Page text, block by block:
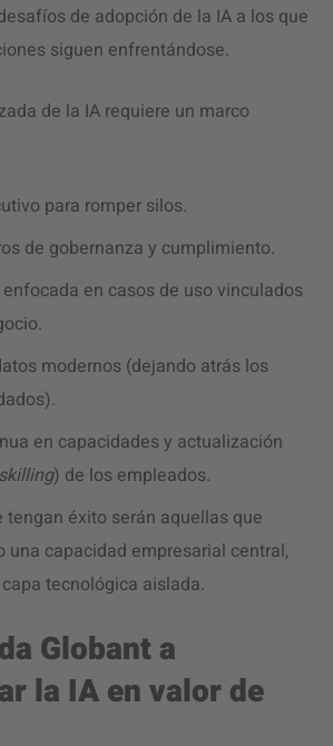
de adopción de la IA a los que
siguen enfrentándose.
de la IA requiere un marco
para romper silos.
de gobernanza y cumplimiento.
en casos de uso vinculados
modernos (dejando atrás los
en capacidades y actualización
) de los empleados.
tengan éxito serán aquellas que
una capacidad empresarial central,
tecnológica aislada.
Globant a
la IA en valor de